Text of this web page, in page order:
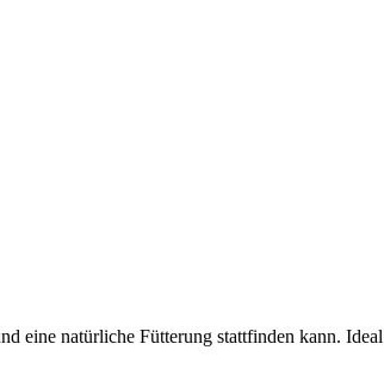
eine natürliche Fütterung stattfinden kann.